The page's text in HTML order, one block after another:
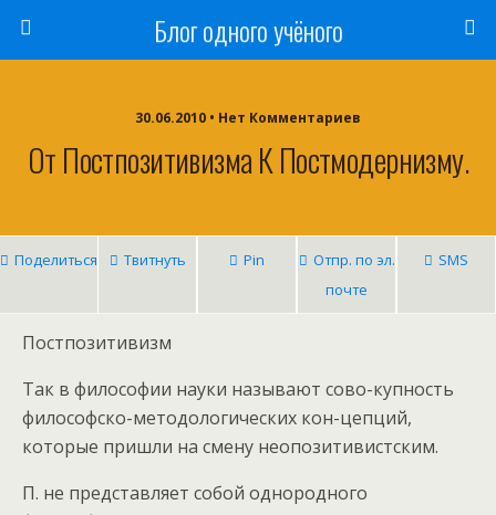
Блог одного учёного
30.06.2010 • Нет Комментариев
От Постпозитивизма К Постмодернизму.
Поделиться Твитнуть Pin
Отпр. по эл.
почте
SMS
Постпозитивизм
Так в философии науки называют сово-купность
философско-методологических кон-цепций,
которые пришли на смену неопозитивистским.
П. не представляет собой однородного